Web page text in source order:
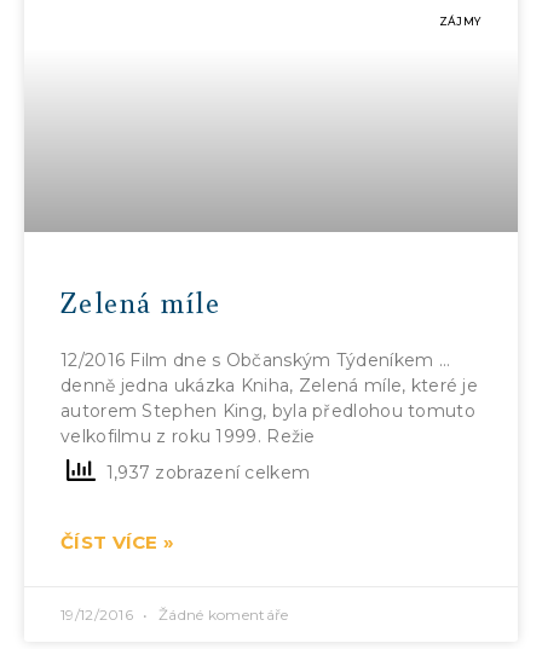
ZÁJMY
Zelená míle
12/2016 Film dne s Občanským Týdeníkem …
denně jedna ukázka Kniha, Zelená míle, které je
autorem Stephen King, byla předlohou tomuto
velkofilmu z roku 1999. Režie
1,937 zobrazení celkem
ČÍST VÍCE »
19/12/2016 Žádné komentáře